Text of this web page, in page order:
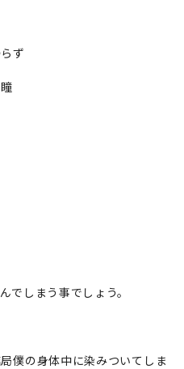
ず
でしまう事でしょう。
僕の身体中に染みついてしま